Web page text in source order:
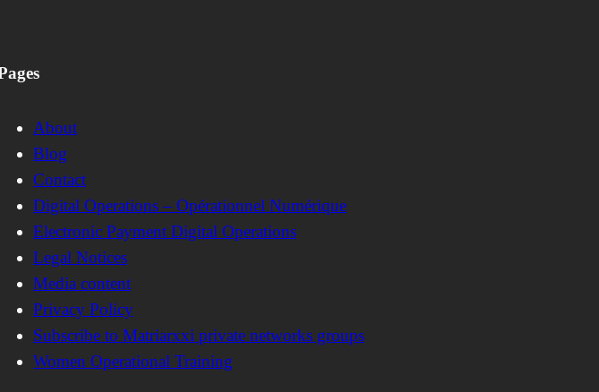
About
Blog
Contact
Digital Operations – Opérationnel Numérique
Electronic Payment Digital Operations
Legal Notices
Media content
Privacy Policy
Subscribe to Matriarxxi private networks groups
Women Operational Training